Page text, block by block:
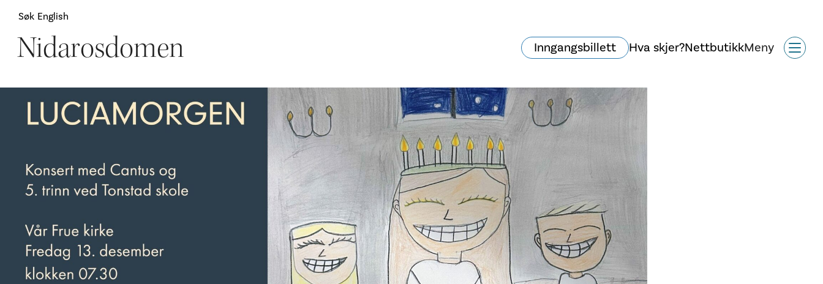
Søk English
Nidarosdomen Inngangsbillett Hva skjer?NettbutikkMeny